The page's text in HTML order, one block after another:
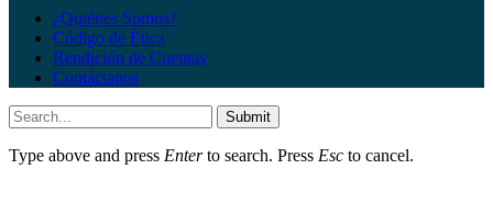
¿Quiénes Somos?
Código de Ética
Rendición de Cuentas
Contáctanos
Submit
Type above and press Enterto search. Press Esc to cancel.